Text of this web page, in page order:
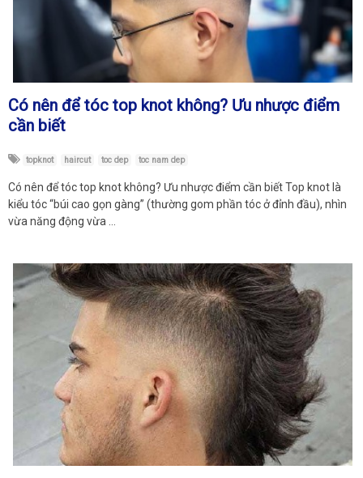
Có nên để tóc top knot không? Ưu nhược điểm
cần biết
topknot haircut toc dep toc nam dep
Có nên để tóc top knot không? Ưu nhược điểm cần biết Top knot là
kiểu tóc “búi cao gọn gàng” (thường gom phần tóc ở đỉnh đầu), nhìn
vừa năng động vừa …